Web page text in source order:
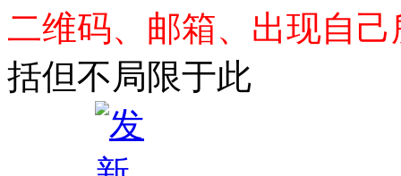
二维码、邮箱、出现自
括但不局限于此